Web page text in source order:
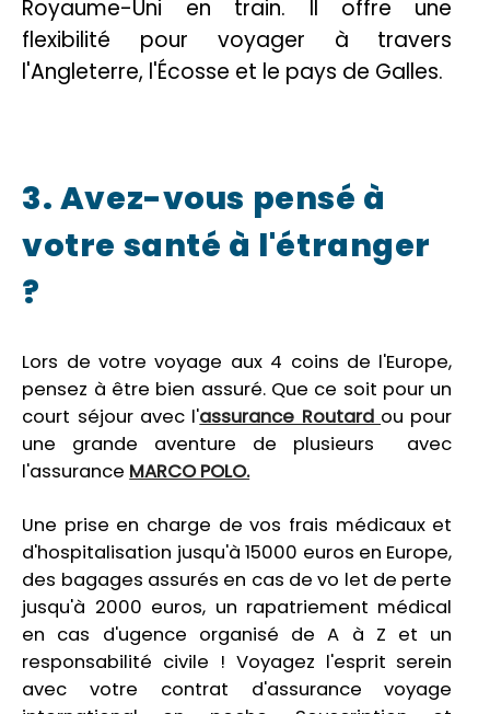
Royaume-Uni en train. Il offre une
flexibilité pour voyager à travers
l'Angleterre, l'Écosse et le pays de Galles.
3. Avez-vous pensé à
votre santé à l'étranger
?
Lors de votre voyage aux 4 coins de l'Europe,
pensez à être bien assuré. Que ce soit pour un
court séjour avec l'assurance Routard ou pour
une grande aventure de plusieurs avec
l'assurance MARCO POLO.
Une prise en charge de vos frais médicaux et
d'hospitalisation jusqu'à 15000 euros en Europe,
des bagages assurés en cas de vo let de perte
jusqu'à 2000 euros, un rapatriement médical
en cas d'ugence organisé de A à Z et un
responsabilité civile ! Voyagez l'esprit serein
avec votre contrat d'assurance voyage